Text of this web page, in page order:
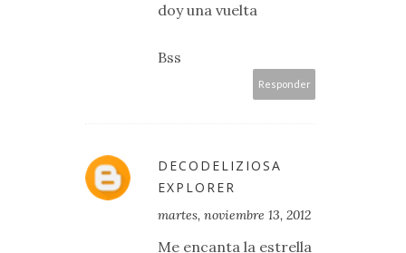
doy una vuelta
Bss
Responder
DECODELIZIOSA
EXPLORER
martes, noviembre 13, 2012
Me encanta la estrella